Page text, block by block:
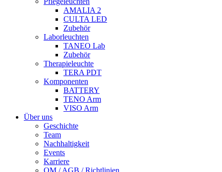
AMALIA 2
CULTA LED
Zubehör
Laborleuchten
TANEO Lab
Zubehör
Therapieleuchte
TERA PDT
Komponenten
BATTERY
TENO Arm
VISO Arm
Über uns
Geschichte
Team
Nachhaltigkeit
Events
Karriere
QM / AGB / Richtlinien